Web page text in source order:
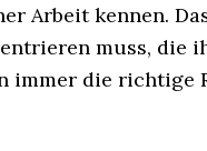
Arbeit kennen.
muss, die
immer die richtige